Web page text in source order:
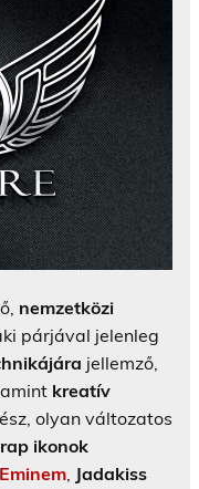
nemzetközi
párjával jelenleg
jellemző,
kreatív
olyan változatos
rap ikonok
Eminem, Jadakiss